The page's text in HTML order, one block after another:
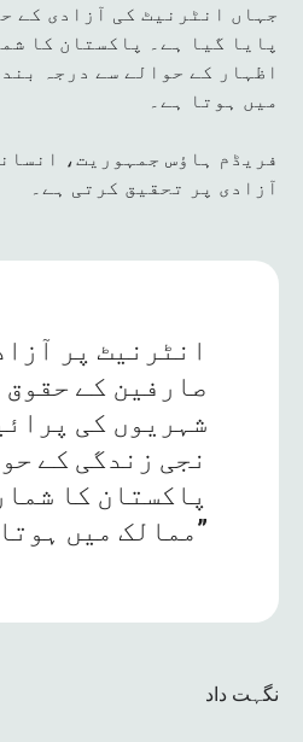
جہاں انٹرنیٹ کی آزادی کے
پایا گیا ہے۔ پاکستان کا
اظہار کے حوالے سے درجہ
میں ہوتا ہے۔
فریڈم ہاؤس جمہوریت،
آزادی پر تحقیق کرتی ہے۔
صارفین کے حقوق
شہریوں کی
نجی زندگی کے
پاکستان کا
ممالک میں ہوتا ہے”
نگہت داد